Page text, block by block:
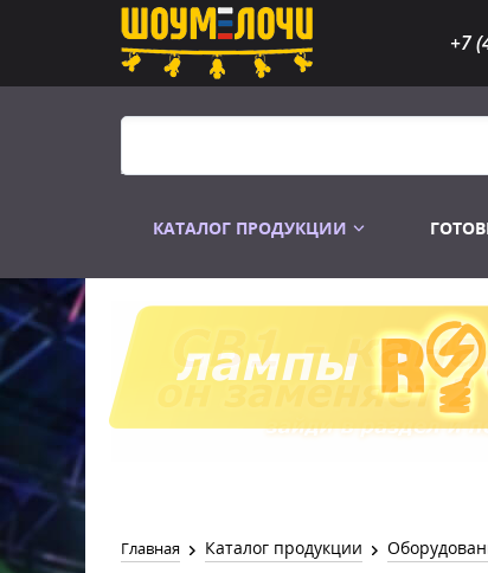
+7
КАТАЛОГ ПРОДУКЦИИ
Распродажа
Главная Каталог продукции